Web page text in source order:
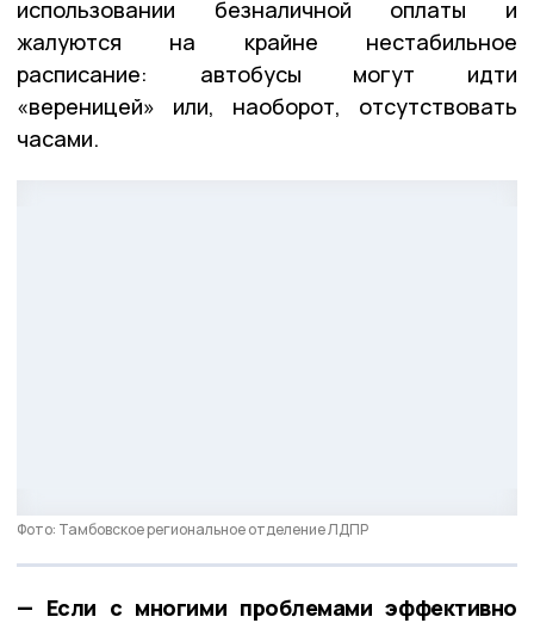
использовании безналичной оплаты и
жалуются на крайне нестабильное
расписание: автобусы могут идти
«вереницей» или, наоборот, отсутствовать
часами.
Фото: Тамбовское региональное отделение ЛДПР
— Если с многими проблемами эффективно